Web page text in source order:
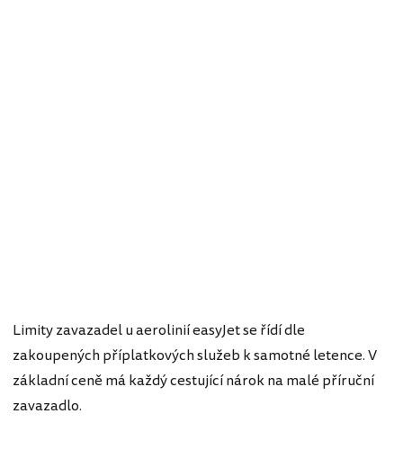
Limity zavazadel u aerolinií easyJet se řídí dle
zakoupených příplatkových služeb k samotné letence. V
základní ceně má každý cestující nárok na malé příruční
zavazadlo.